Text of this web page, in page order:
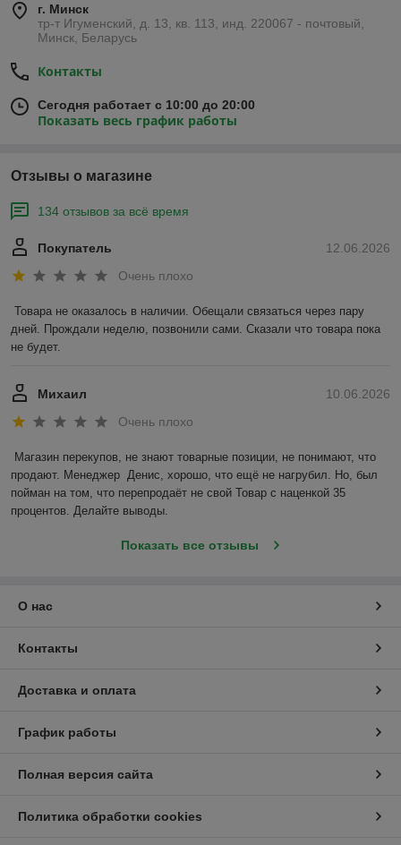
г. Минск
тр-т Игуменский, д. 13, кв. 113, инд. 220067 - почтовый,
Минск, Беларусь
Контакты
Сегодня работает с 10:00 до 20:00
Показать весь график работы
Отзывы о магазине
134 отзывов за всё время
12.06.2026
Покупатель
Очень плохо
Товара не оказалось в наличии. Обещали связаться через пару
дней. Прождали неделю, позвонили сами. Сказали что товара пока
не будет.
10.06.2026
Михаил
Очень плохо
Магазин перекупов, не знают товарные позиции, не понимают, что
продают. Менеджер  Денис, хорошо, что ещё не нагрубил. Но, был
пойман на том, что перепродаёт не свой Товар с наценкой 35
процентов. Делайте выводы.
Показать все отзывы
О нас
Контакты
Доставка и оплата
График работы
Полная версия сайта
Политика обработки cookies